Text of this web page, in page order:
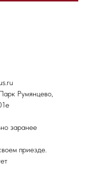
Румянцево,
заранее
приезде.